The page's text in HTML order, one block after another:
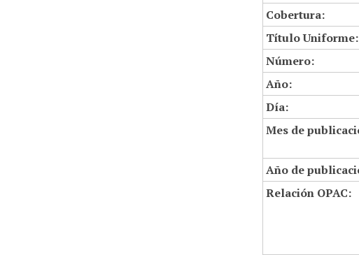
Cobertura:
Título Uniforme:
Número:
Año:
Día:
Mes de
Año de
Relación OPAC: